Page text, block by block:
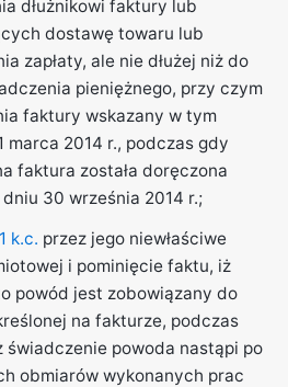
dłużnikowi faktury lub
dostawę towaru lub
zapłaty, ale nie dłużej niż do
pieniężnego, przy czym
faktury wskazany w tym
marca 2014 r., podczas gdy
faktura została doręczona
30 września 2014 r.;
k.c. przez jego niewłaściwe
i pominięcie faktu, iż
powód jest zobowiązany do
na fakturze, podczas
świadczenie powoda nastąpi po
obmiarów wykonanych prac